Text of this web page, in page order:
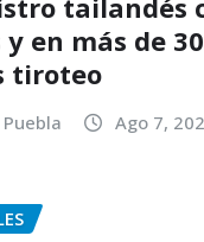
tailandés
en más de
tiroteo
Ago 7,